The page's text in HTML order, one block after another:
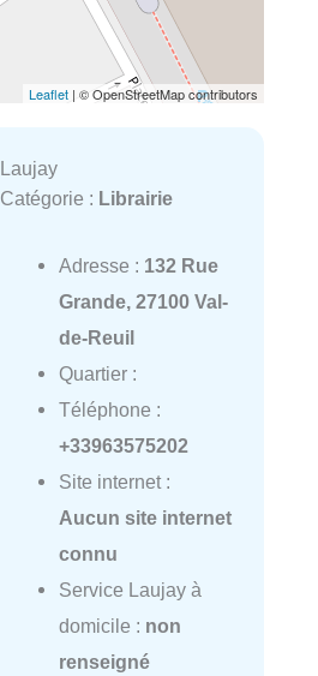
Leaflet | © OpenStreetMap contributors
Laujay
Catégorie : Librairie
Adresse : 132 Rue
Grande, 27100 Val-
de-Reuil
Quartier :
Téléphone :
+33963575202
Site internet :
Aucun site internet
connu
Service Laujay à
domicile : non
renseigné